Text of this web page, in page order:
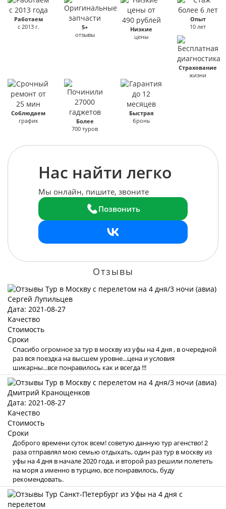
Работаем
с 2013 г.
5+
отзывы
Низкие
цены
Опыт
10 лет
Страхование
жизни
Соблюдаем
график
Более
700 туров
Быстрая
бронь
Нас найти легко
Мы онлайн, пишите, звоните
Позвонить
Отзывы
Сергей Лупильцев
Дата: 2021-08-27
Качество
Стоимость
Сроки
Спасибо огромное за тур в москву из уфы на 4 дня , в очередной
раз вся поездка на высшем уровне...цена и условия
шикарны...все понравилось как и всегда !!!
Дмитрий Кранощенков
Дата: 2021-08-27
Качество
Стоимость
Сроки
Доброго времени суток всем! советую данную тур агенство! 2
раза отправлял мою семью отдыхать, один раз тур в москву из
уфы на 4 дня в начале 2020 года, и второй раз решили полететь
на моря а именно в турцию, все понравилось, буду
рекомендовать.